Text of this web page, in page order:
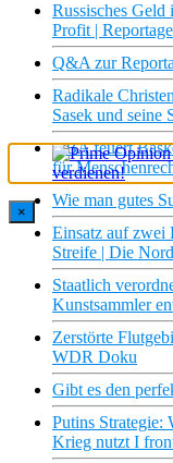
Russisches
Profit |
Q&A zur
Radikale
Sasek und seine
NBA feuert
für
Wie man gutes
Einsatz auf zwei
Streife | Die
Staatlich
Kunstsammler
Zerstörte
WDR Doku
Gibt es den
Putins Strategie:
Krieg nutzt I
×